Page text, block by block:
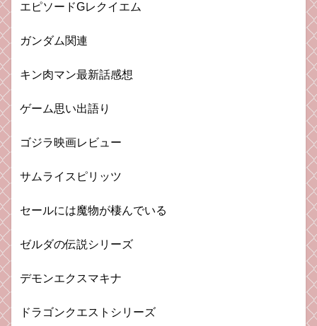
エピソードGレクイエム
ガンダム関連
キン肉マン最新話感想
ゲーム思い出語り
ゴジラ映画レビュー
サムライスピリッツ
セールには魔物が棲んでいる
ゼルダの伝説シリーズ
デモンエクスマキナ
ドラゴンクエストシリーズ